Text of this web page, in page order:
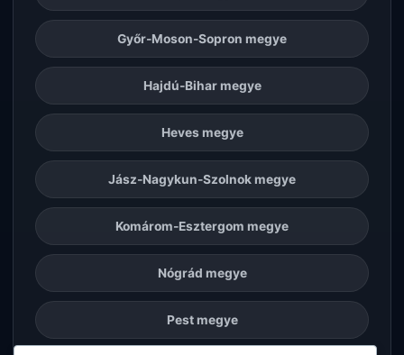
Győr-Moson-Sopron megye
Hajdú-Bihar megye
Heves megye
Jász-Nagykun-Szolnok megye
Komárom-Esztergom megye
Nógrád megye
Pest megye